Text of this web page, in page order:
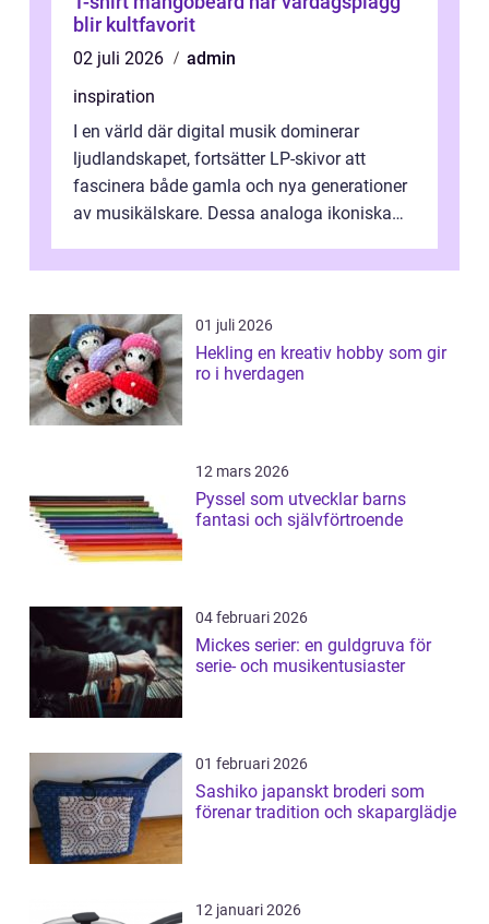
blir kultfavorit
02 juli 2026
admin
inspiration
I en värld där digital musik dominerar
ljudlandskapet, fortsätter LP-skivor att
fascinera både gamla och nya generationer
av musikälskare. Dessa analoga ikoniska
01 juli 2026
Hekling en kreativ hobby som gir
ro i hverdagen
12 mars 2026
Pyssel som utvecklar barns
fantasi och självförtroende
04 februari 2026
Mickes serier: en guldgruva för
serie- och musikentusiaster
01 februari 2026
Sashiko japanskt broderi som
förenar tradition och skaparglädje
12 januari 2026